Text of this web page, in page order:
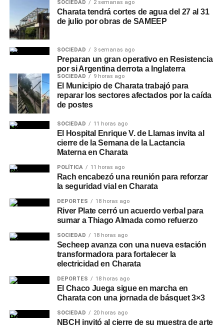
SOCIEDAD 2 semanas ago
Charata tendrá cortes de agua del 27 al 31
de julio por obras de SAMEEP
SOCIEDAD 3 semanas ago
Preparan un gran operativo en Resistencia
por si Argentina derrota a Inglaterra
SOCIEDAD 9 horas ago
El Municipio de Charata trabajó para
reparar los sectores afectados por la caída
de postes
SOCIEDAD 11 horas ago
El Hospital Enrique V. de Llamas invita al
cierre de la Semana de la Lactancia
Materna en Charata
POLÍTICA 11 horas ago
Rach encabezó una reunión para reforzar
la seguridad vial en Charata
DEPORTES 18 horas ago
River Plate cerró un acuerdo verbal para
sumar a Thiago Almada como refuerzo
SOCIEDAD 18 horas ago
Secheep avanza con una nueva estación
transformadora para fortalecer la
electricidad en Charata
DEPORTES 18 horas ago
El Chaco Juega sigue en marcha en
Charata con una jornada de básquet 3×3
SOCIEDAD 20 horas ago
NBCH invitó al cierre de su muestra de arte